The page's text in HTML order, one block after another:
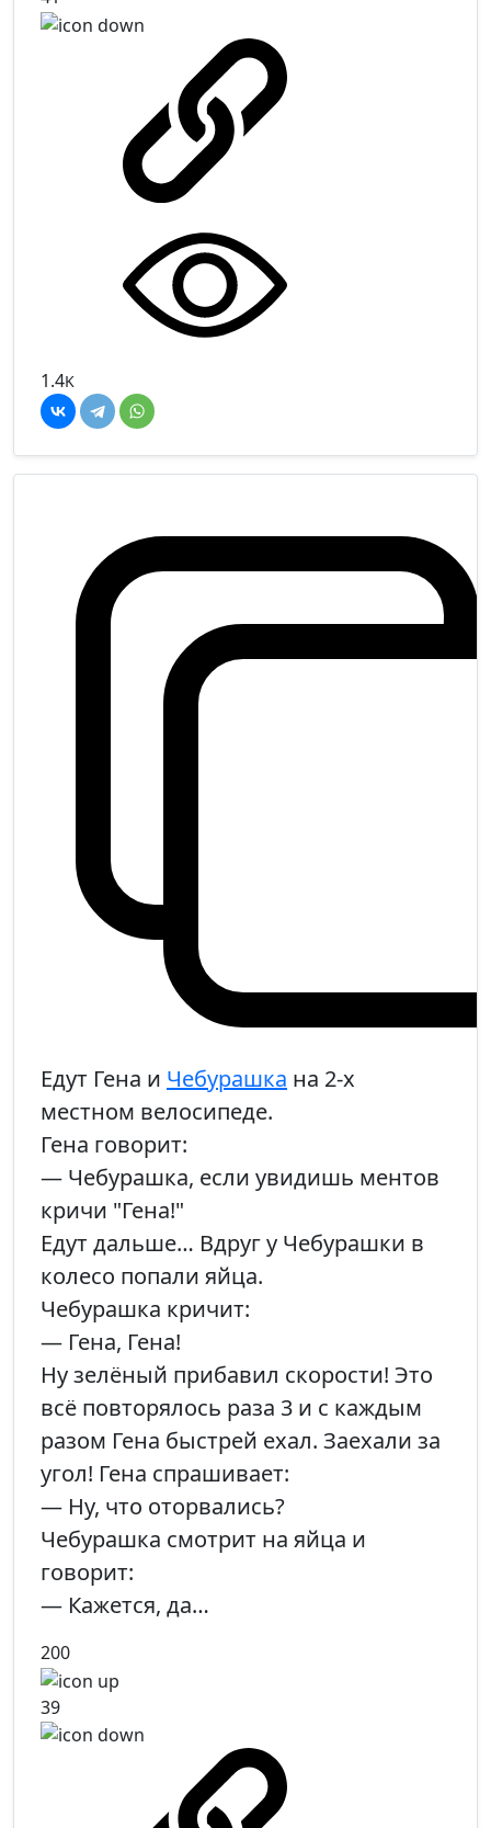
1.4K
Едут Гена и Чебурашка на 2-х
местном велосипеде.
Гена говорит:
— Чебурашка, если увидишь ментов
кричи "Гена!"
Едут дальше… Вдруг у Чебурашки в
колесо попали яйца.
Чебурашка кричит:
— Гена, Гена!
Ну зелёный прибавил скорости! Это
всё повторялось раза 3 и с каждым
разом Гена быстрей ехал. Заехали за
угол! Гена спрашивает:
— Ну, что оторвались?
Чебурашка смотрит на яйца и
говорит:
— Кажется, да…
200
39